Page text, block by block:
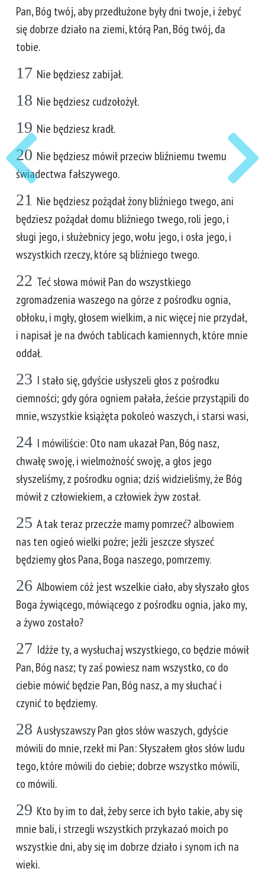
Pan, Bóg twój, aby przedłużone były dni twoje, i żebyć
się dobrze działo na ziemi, którą Pan, Bóg twój, da
tobie.
17 Nie będziesz zabijał.
18 Nie będziesz cudzołożył.
19 Nie będziesz kradł.
20 Nie będziesz mówił przeciw bliźniemu twemu
świadectwa fałszywego.
21 Nie będziesz pożądał żony bliźniego twego, ani
będziesz pożądał domu bliźniego twego, roli jego, i
sługi jego, i służebnicy jego, wołu jego, i osła jego, i
wszystkich rzeczy, które są bliźniego twego.
22 Teć słowa mówił Pan do wszystkiego
zgromadzenia waszego na górze z pośrodku ognia,
obłoku, i mgły, głosem wielkim, a nic więcej nie przydał,
i napisał je na dwóch tablicach kamiennych, które mnie
oddał.
23 I stało się, gdyście usłyszeli głos z pośrodku
ciemności; gdy góra ogniem pałała, żeście przystąpili do
mnie, wszystkie książęta pokoleó waszych, i starsi wasi,
24 I mówiliście: Oto nam ukazał Pan, Bóg nasz,
chwałę swoję, i wielmożność swoję, a głos jego
słyszeliśmy, z pośrodku ognia; dziś widzieliśmy, że Bóg
mówił z człowiekiem, a człowiek żyw został.
25 A tak teraz przeczże mamy pomrzeć? albowiem
nas ten ogieó wielki pożre; jeźli jeszcze słyszeć
będziemy głos Pana, Boga naszego, pomrzemy.
26 Albowiem cóż jest wszelkie ciało, aby słyszało głos
Boga żywiącego, mówiącego z pośrodku ognia, jako my,
a żywo zostało?
27 Idźże ty, a wysłuchaj wszystkiego, co będzie mówił
Pan, Bóg nasz; ty zaś powiesz nam wszystko, co do
ciebie mówić będzie Pan, Bóg nasz, a my słuchać i
czynić to będziemy.
28 A usłyszawszy Pan głos słów waszych, gdyście
mówili do mnie, rzekł mi Pan: Słyszałem głos słów ludu
tego, które mówili do ciebie; dobrze wszystko mówili,
co mówili.
29 Kto by im to dał, żeby serce ich było takie, aby się
mnie bali, i strzegli wszystkich przykazaó moich po
wszystkie dni, aby się im dobrze działo i synom ich na
wieki.